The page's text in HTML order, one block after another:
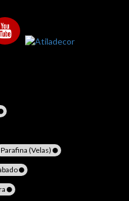
Parafina (Velas)